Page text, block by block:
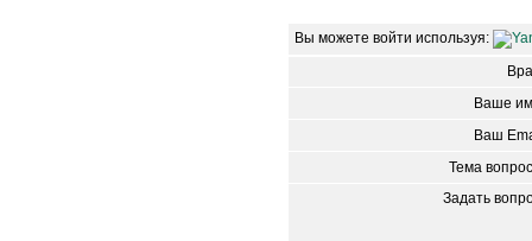
Вы можете войти используя:
Ваше
Ваш
Тема
Задать